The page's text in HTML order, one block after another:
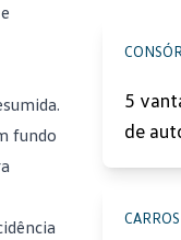
fundo
5
de
CARROS